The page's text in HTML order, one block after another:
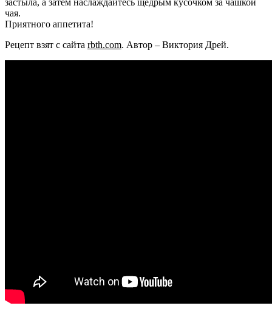
чая.
Приятного аппетита!
Рецепт взят с сайта rbth.com. Автор – Виктория Дрей.